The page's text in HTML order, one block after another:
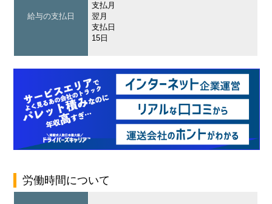
給与の支払日
支払月
翌月
支払日
15日
労働時間について